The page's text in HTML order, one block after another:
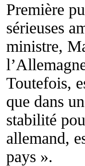
Première
sérieuses
ministre,
Toutefois,
que dans
stabilité
allemand,
pays ».